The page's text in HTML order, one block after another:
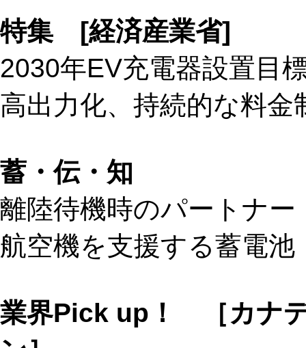
特集 [経済産業省]
2030年EV充電器設置目
高出力化、持続的な料金
蓄・伝・知
離陸待機時のパートナー
航空機を支援する蓄電池
業界Pick up！ ［カナ